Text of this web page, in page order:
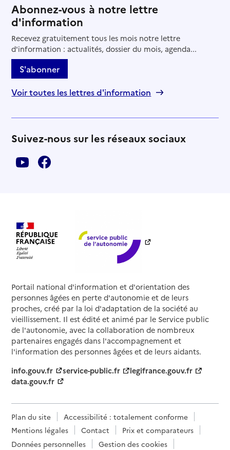
Abonnez-vous à notre lettre
d'information
Recevez gratuitement tous les mois notre lettre
d'information : actualités, dossier du mois, agenda...
S'abonner
Voir toutes les lettres d'information
Suivez-nous sur les réseaux sociaux
Portail national d'information et d'orientation des
personnes âgées en perte d'autonomie et de leurs
proches, créé par la loi d'adaptation de la société au
vieillissement. Il est édité et animé par le Service public
de l'autonomie, avec la collaboration de nombreux
partenaires engagés dans l'accompagnement et
l'information des personnes âgées et de leurs aidants.
info.gouv.fr
service-public.fr
legifrance.gouv.fr
data.gouv.fr
Plan du site
Accessibilité : totalement conforme
Mentions légales
Contact
Prix et comparateurs
Données personnelles
Gestion des cookies